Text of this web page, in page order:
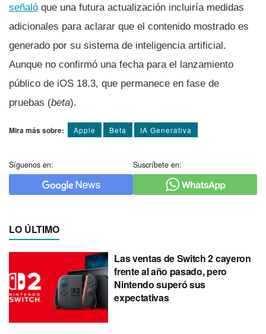
señaló que una futura actualización incluiría medidas
adicionales para aclarar que el contenido mostrado es
generado por su sistema de inteligencia artificial.
Aunque no confirmó una fecha para el lanzamiento
público de iOS 18.3, que permanece en fase de
pruebas (beta).
Mira más sobre: Apple Beta IA Generativa
Síguenos en: Suscríbete en:
LO ÚLTIMO
Las ventas de Switch 2 cayeron
frente al año pasado, pero
Nintendo superó sus
expectativas